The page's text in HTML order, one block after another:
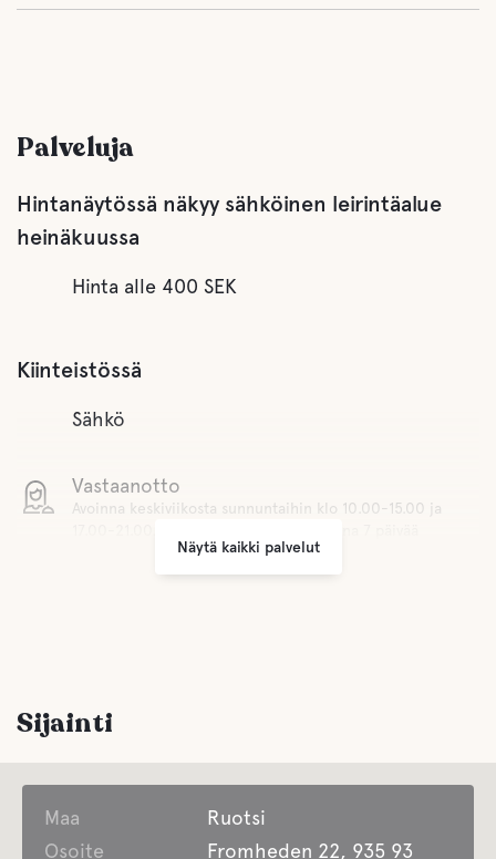
Palveluja
Hintanäytössä näkyy sähköinen leirintäalue
heinäkuussa
Hinta alle 400 SEK
Kiinteistössä
Sähkö
Vastaanotto
Avoinna keskiviikosta sunnuntaihin klo 10.00-15.00 ja
Pysäköinti
Näytä kaikki palvelut
Sijainti
Maa
Ruotsi
Osoite
Fromheden 22, 935 93